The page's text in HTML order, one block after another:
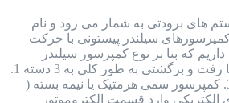
های برودتی به شمار می رود و نام
سیلندر پیستونی با حرکت
که بنا بر نوع کمپرسور سیلندر
پیستونی ممکن است قسمت مکانیکال و الکتروموتور کمپرسور جدا از هم و یا در کنار هم قرار داشته باشند. کمپرسور های سیلندر پیستونی یا رفت و برگشتی به طور کلی به 3 دسته 1.
کمپرسور هرمتیک یا بسته ( سیم پیچی و مکانیکال در کنار همدیگر ) 2. کمپرسور اوپن درایو یا باز ( الکتروموتور و قسمت مکانیک جدا از هم ) 3. کمپرسور سمی هرمتیک یا نیمه بسته (
وارد قسمت الکتروموتور